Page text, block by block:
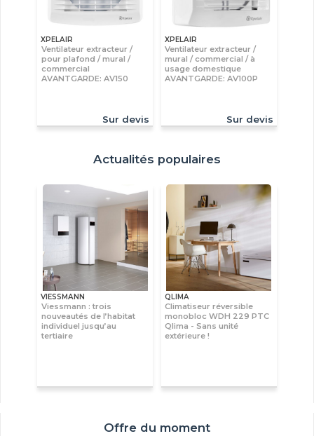
XPELAIR
Ventilateur extracteur /
pour plafond / mural /
commercial
AVANTGARDE: AV150
Sur devis
XPELAIR
Ventilateur extracteur /
mural / commercial / à
usage domestique
AVANTGARDE: AV100P
Sur devis
Actualités populaires
VIESSMANN
Viessmann : trois
nouveautés de l’habitat
individuel jusqu’au
tertiaire
QLIMA
Climatiseur réversible
monobloc WDH 229 PTC
Qlima - Sans unité
extérieure !
Offre du moment